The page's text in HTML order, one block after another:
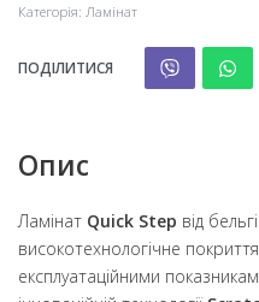
Категорія: Ламінат
ПОДІЛИТИСЯ
Опис
Ламінат Quick Step від
високотехнологічне
експлуатаційними